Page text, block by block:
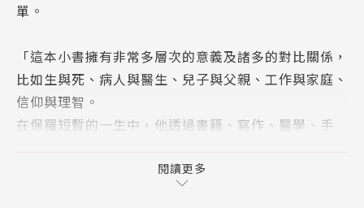
單。
「這本小書擁有非常多層次的意義及諸多的對比關係，
比如生與死、病人與醫生、兒子與父親、工作與家庭、
信仰與理智。
在保羅短暫的一生中，他透過書籍、寫作、醫學、手
讀這本書，得以見證這段旅程的一小部分。」――比爾．
閱讀更多